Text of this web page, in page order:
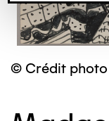
© Crédit